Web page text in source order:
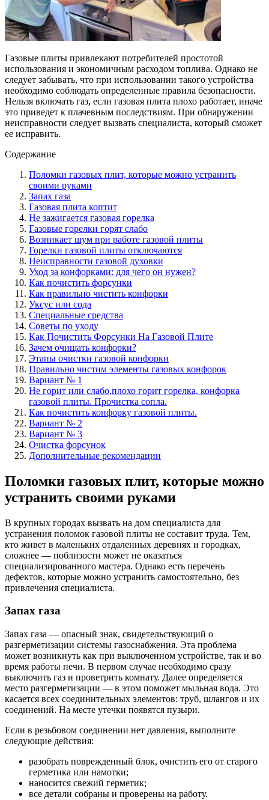
Газовые плиты привлекают потребителей простотой
использования и экономичным расходом топлива. Однако не
следует забывать, что при использовании такого устройства
необходимо соблюдать определенные правила безопасности.
Нельзя включать газ, если газовая плита плохо работает, иначе
это приведет к плачевным последствиям. При обнаружении
неисправности следует вызвать специалиста, который сможет
ее исправить.
Содержание
Поломки газовых плит, которые можно устранить
своими руками
Запах газа
Газовая плита коптит
Не зажигается газовая горелка
Газовые горелки горят слабо
Возникает шум при работе газовой плиты
Горелки газовой плиты отключаются
Неисправности газовой духовки
Уход за конфорками: для чего он нужен?
Как почистить форсунки
Как правильно чистить конфорки
Уксус или сода
Специальные средства
Советы по уходу
Как Почистить Форсунки На Газовой Плите
Зачем очищать конфорки?
Этапы очистки газовой конфорки
Правильно чистим элементы газовых конфорок
Вариант № 1
Не горит или слабо,плохо горит горелка, конфорка
газовой плиты. Прочистка сопла.
Как почистить конфорку газовой плиты.
Вариант № 2
Вариант № 3
Очистка форсунок
Дополнительные рекомендации
Поломки газовых плит, которые можно
устранить своими руками
В крупных городах вызвать на дом специалиста для
устранения поломок газовой плиты не составит труда. Тем,
кто живет в маленьких отдаленных деревнях и городках,
сложнее — поблизости может не оказаться
специализированного мастера. Однако есть перечень
дефектов, которые можно устранить самостоятельно, без
привлечения специалиста.
Запах газа
Запах газа — опасный знак, свидетельствующий о
разгерметизации системы газоснабжения. Эта проблема
может возникнуть как при выключенном устройстве, так и во
время работы печи. В первом случае необходимо сразу
выключить газ и проветрить комнату. Далее определяется
место разгерметизации — в этом поможет мыльная вода. Это
касается всех соединительных элементов: труб, шлангов и их
соединений. На месте утечки появятся пузыри.
Если в резьбовом соединении нет давления, выполните
следующие действия:
разобрать поврежденный блок, очистить его от старого
герметика или намотки;
наносится свежий герметик;
все детали собраны и проверены на работу.